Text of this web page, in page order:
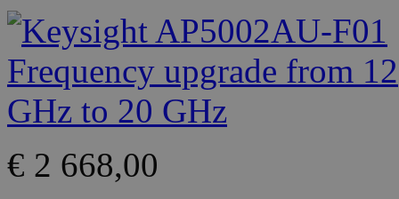
€ 2 668,00